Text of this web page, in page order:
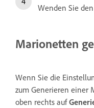
Wenden Sie
Marionetten
Wenn Sie die
zum Generieren einer
oben rechts auf